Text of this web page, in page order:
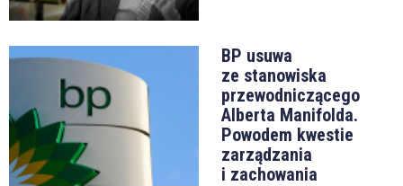
BP usuwa
ze stanowiska
przewodniczącego
Alberta Manifolda.
Powodem kwestie
zarządzania
i zachowania